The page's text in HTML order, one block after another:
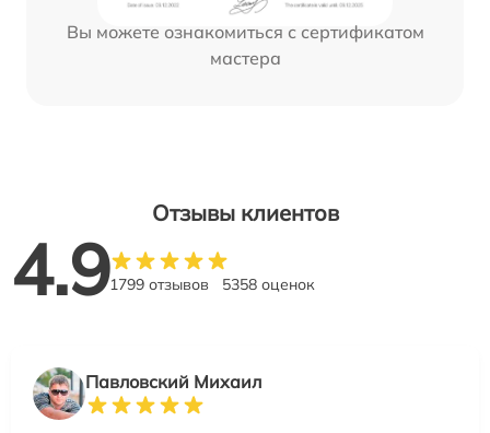
Вы можете ознакомиться с сертификатом
мастера
Отзывы клиентов
4.91799 отзывов 5358 оценок
Павловский Михаил